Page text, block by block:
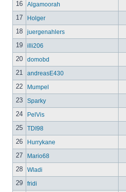
16 Algamoorah
17 Holger
18 juergenahlers
19 illi206
20 domobd
21 andreasE430
22 Mumpel
23 Sparky
24 PelVis
25 TDI98
26 Hurrykane
27 Mario68
28 Wladi
29 fridi